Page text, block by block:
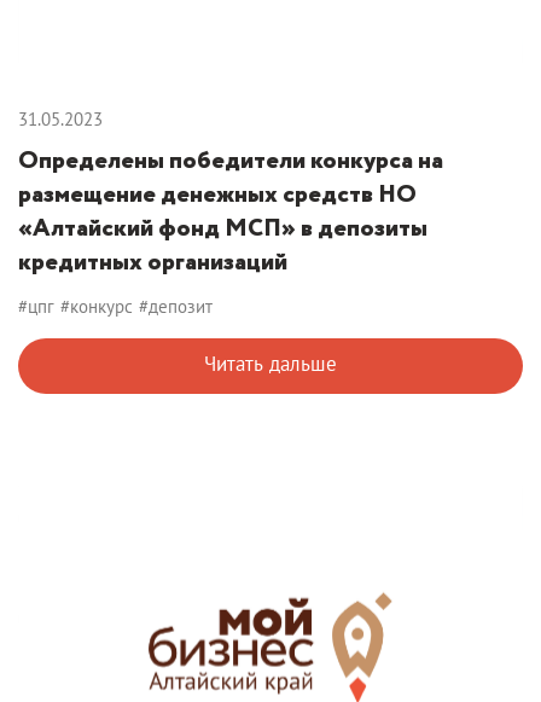
31.05.2023
Определены победители конкурса на
размещение денежных средств НО
«Алтайский фонд МСП» в депозиты
кредитных организаций
#цпг #конкурс #депозит
Читать дальше